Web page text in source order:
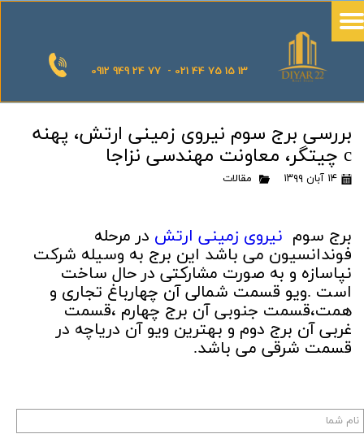
0912 949 24 77 - 021 44 75 15 13
بررسی برج سوم نیروی زمینی ارتش، پهنه
c چیتگر، معاونت مهندسی نزاجا
۱۴ آبان ۱۳۹۹ مقالات
برج سوم نیروی زمینی ارتش در مرحله
فوندانسیون می باشد این برج به وسیله شرکت
نپاسازه و به صورت مشارکتی در حال ساخت
است .ویو قسمت شمالی آن چهارباغ تجاری و
همت،قسمت جنوبی آن برج چهارم ،قسمت
غربی آن برج دوم و بهترین ویو آن دریاچه در
قسمت شرقی می باشد.